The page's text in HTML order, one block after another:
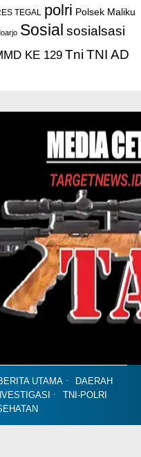
TEGAL polri Polsek Maliku
Sosial sosialsasi
KE 129 Tni TNI AD
UTAMA
DAERAH
TNI-POLRI